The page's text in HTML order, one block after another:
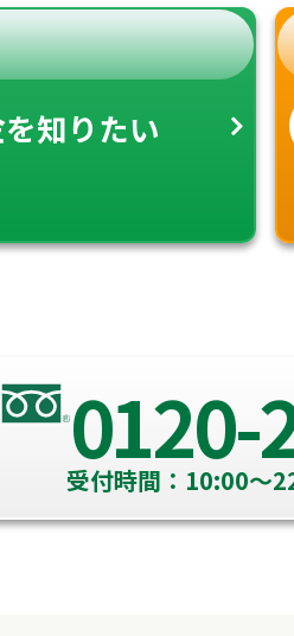
を知りたい
0120-
受付時間：10:00～